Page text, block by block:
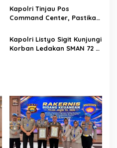
Kapolri Tinjau Pos
Command Center, Pastikan
dan Nyaman
Kapolri Listyo Sigit Kunjungi
Korban Ledakan SMAN 72 di